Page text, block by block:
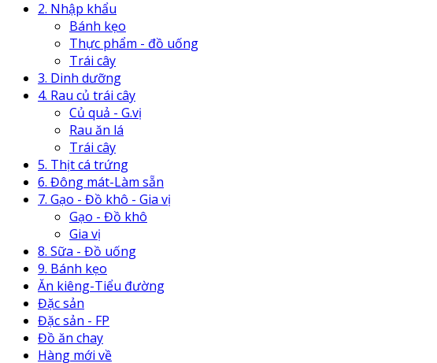
2. Nhập khẩu
Bánh kẹo
Thực phẩm - đồ uống
Trái cây
3. Dinh dưỡng
4. Rau củ trái cây
Củ quả - G.vị
Rau ăn lá
Trái cây
5. Thịt cá trứng
6. Đông mát-Làm sẵn
7. Gạo - Đồ khô - Gia vị
Gạo - Đồ khô
Gia vị
8. Sữa - Đồ uống
9. Bánh kẹo
Ăn kiêng-Tiểu đường
Đặc sản
Đặc sản - FP
Đồ ăn chay
Hàng mới về